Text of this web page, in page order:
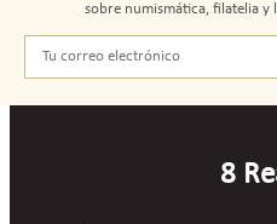
sobre numismática, filatelia y
8